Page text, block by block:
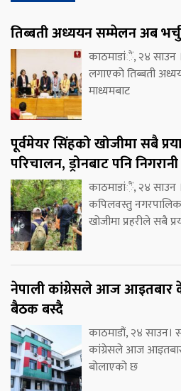
तिब्बती अध्ययन सम्मेलन अब
काठमाडांैं, २४ साउन
लगाएको तिब्बती
माध्यमबाट
पूर्वमेयर सिंहको खोजीमा सबै
परिचालन, ड्रोनबाट पनि निगरानी
काठमाडांैं, २४ साउन
कपिलवस्तु
खोजीमा प्रहरीले सबै
नेपाली कांग्रेसले आज आइतबार
बैठक बस्दै
काठमाडौं, २४ साउन।
कांग्रेसले आज आइतबार
बोलाएको छ